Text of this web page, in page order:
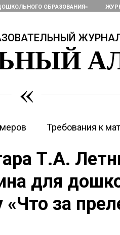
ОБРАЗОВАНИЯ»
«
Требования к
Т.А.
для
за